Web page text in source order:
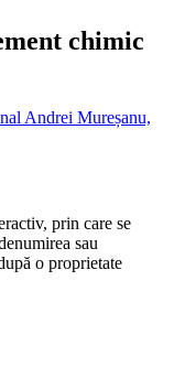
chimic
Andrei Mureșanu,
prin care se
sau
o proprietate